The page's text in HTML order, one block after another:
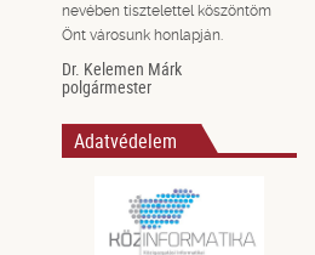
nevében tisztelettel köszöntöm
Önt városunk honlapján.
Dr. Kelemen Márk
polgármester
Adatvédelem